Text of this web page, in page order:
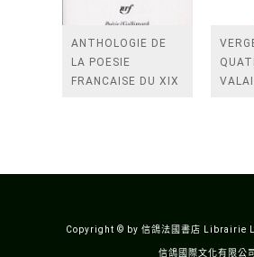
ANTHOLOGIE DE
LA POESIE
FRANCAISE DU XIX
Copyright © by 信鴿法國書店 Librairie
信鴿國際文化有限